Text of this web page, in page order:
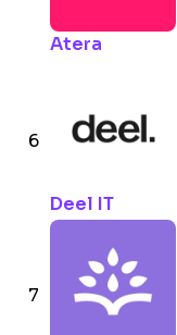
Atera
6
Deel IT
7